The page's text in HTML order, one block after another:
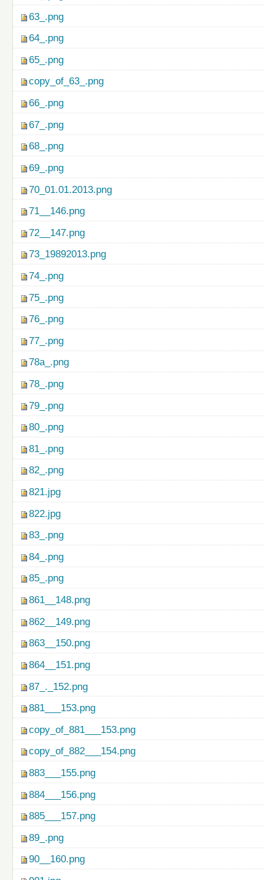
63_.png
64_.png
65_.png
copy_of_63_.png
66_.png
67_.png
68_.png
69_.png
70_01.01.2013.png
71__146.png
72__147.png
73_19892013.png
74_.png
75_.png
76_.png
77_.png
78a_.png
78_.png
79_.png
80_.png
81_.png
82_.png
821.jpg
822.jpg
83_.png
84_.png
85_.png
861__148.png
862__149.png
863__150.png
864__151.png
87_._152.png
881___153.png
copy_of_881___153.png
copy_of_882___154.png
883___155.png
884___156.png
885___157.png
89_.png
90__160.png